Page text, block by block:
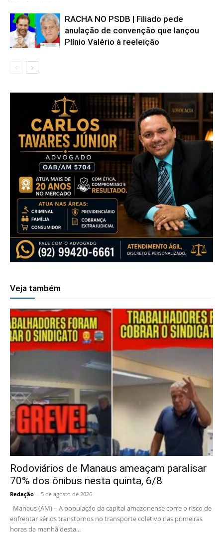
RACHA NO PSDB | Filiado pede
anulação de convenção que lançou
Plínio Valério à reeleição
Veja também
Rodoviários de Manaus ameaçam paralisar
70% dos ônibus nesta quinta, 6/8
Redação - 5 de agosto de 2026
Manaus (AM) – A população da capital amazonense corre o risco de
enfrentar sérios transtornos no transporte coletivo nas primeiras
horas da manhã desta...